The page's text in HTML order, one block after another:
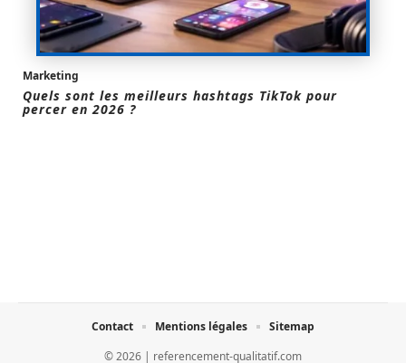
Marketing
Quels sont les meilleurs hashtags TikTok pour
percer en 2026 ?
© 2026 | referencement-qualitatif.com
Contact Mentions légales Sitemap